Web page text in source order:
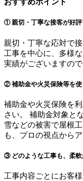
おすすめポイント
① 親切・丁寧な接客が好評
親切・丁寧な応対で
工事を中心に、多様
実績がございますの
② 補助金や火災保険等を
補助金や火災保険を
さい。 補助金対象と
雪などの被害で屋根
も、プロの視点から
③ どのような工事も、柔
工事内容ごとにお客